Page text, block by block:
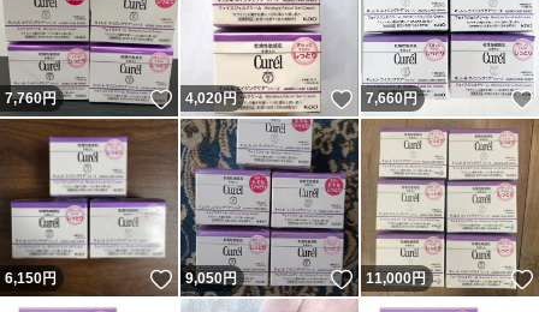
7,760円 いいね！
4,020円 いいね！
7,660円
6,150円 いいね！
9,050円 いいね！
11,000円